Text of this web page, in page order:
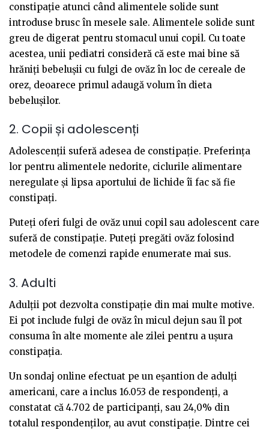
constipație atunci când alimentele solide sunt
introduse brusc în mesele sale. Alimentele solide sunt
greu de digerat pentru stomacul unui copil. Cu toate
acestea, unii pediatri consideră că este mai bine să
hrăniți bebelușii cu fulgi de ovăz în loc de cereale de
orez, deoarece primul adaugă volum în dieta
bebelușilor.
2. Copii și adolescenți
Adolescenții suferă adesea de constipație. Preferința
lor pentru alimentele nedorite, ciclurile alimentare
neregulate și lipsa aportului de lichide îi fac să fie
constipați.
Puteți oferi fulgi de ovăz unui copil sau adolescent care
suferă de constipație. Puteți pregăti ovăz folosind
metodele de comenzi rapide enumerate mai sus.
3. Adulti
Adulții pot dezvolta constipație din mai multe motive.
Ei pot include fulgi de ovăz în micul dejun sau îl pot
consuma în alte momente ale zilei pentru a ușura
constipația.
Un sondaj online efectuat pe un eșantion de adulți
americani, care a inclus 16.053 de respondenți, a
constatat că 4.702 de participanți, sau 24,0% din
totalul respondenților, au avut constipație. Dintre cei